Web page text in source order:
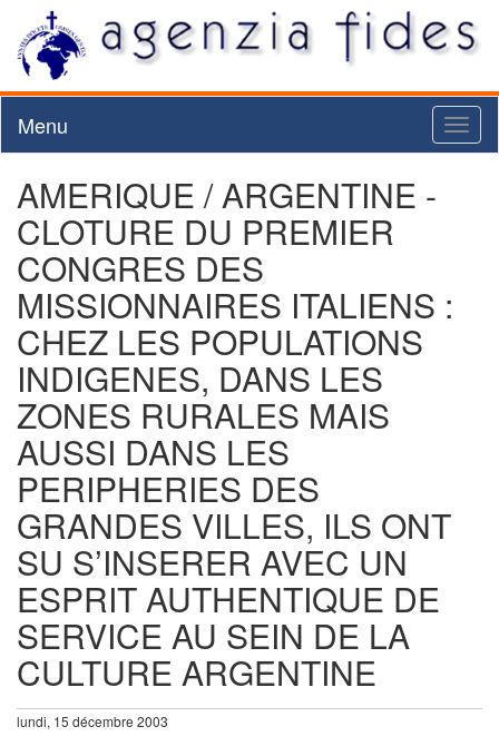
Menu
AMERIQUE / ARGENTINE -
CLOTURE DU PREMIER
CONGRES DES
MISSIONNAIRES ITALIENS :
CHEZ LES POPULATIONS
INDIGENES, DANS LES
ZONES RURALES MAIS
AUSSI DANS LES
PERIPHERIES DES
GRANDES VILLES, ILS ONT
SU S’INSERER AVEC UN
ESPRIT AUTHENTIQUE DE
SERVICE AU SEIN DE LA
CULTURE ARGENTINE
lundi, 15 décembre 2003